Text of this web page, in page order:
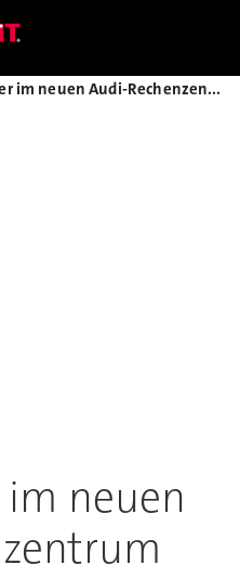
6 000 Server im neuen Audi-Rechenzentrum
im neuen